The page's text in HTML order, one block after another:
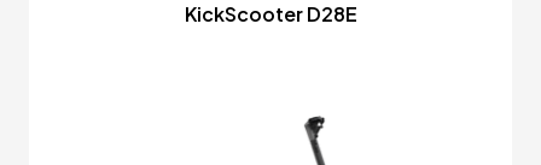
KickScooter D28E